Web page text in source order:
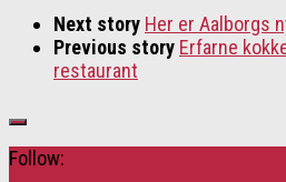
Next story Her er Aalborgs
Previous story Erfarne
restaurant
Follow: